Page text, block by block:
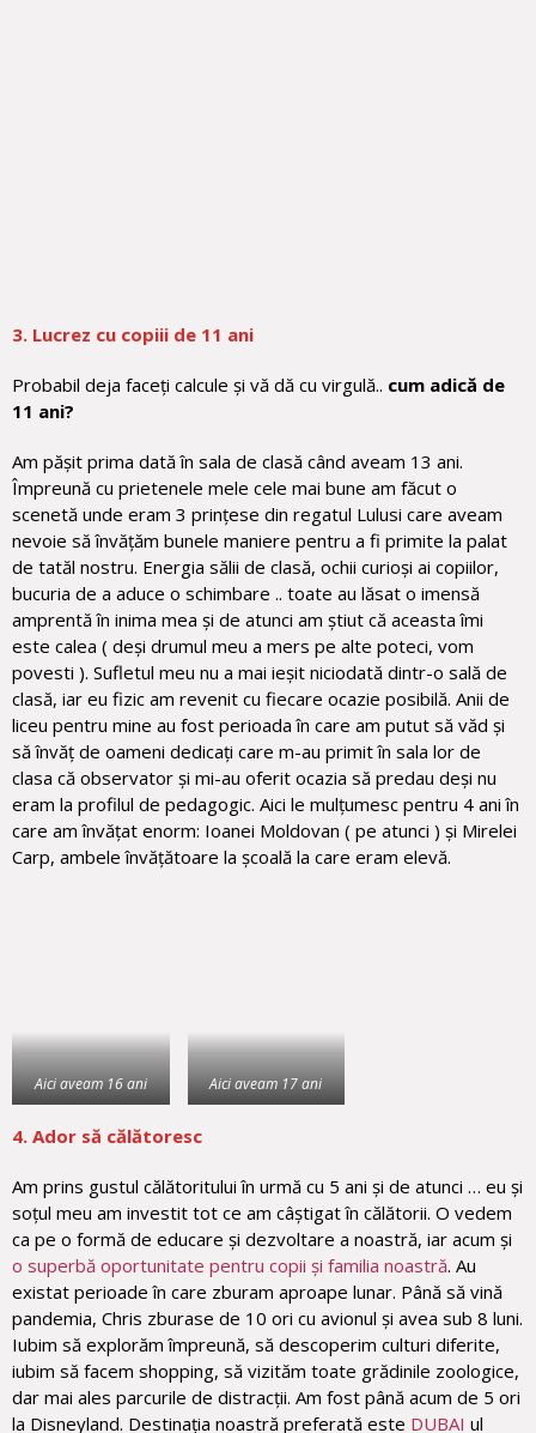
3. Lucrez cu copiii de 11 ani
Probabil deja faceți calcule și vă dă cu virgulă.. cum adică de
11 ani?
Am pășit prima dată în sala de clasă când aveam 13 ani.
Împreună cu prietenele mele cele mai bune am făcut o
scenetă unde eram 3 prințese din regatul Lulusi care aveam
nevoie să învățăm bunele maniere pentru a fi primite la palat
de tatăl nostru. Energia sălii de clasă, ochii curioși ai copiilor,
bucuria de a aduce o schimbare .. toate au lăsat o imensă
amprentă în inima mea și de atunci am știut că aceasta îmi
este calea ( deși drumul meu a mers pe alte poteci, vom
povesti ). Sufletul meu nu a mai ieșit niciodată dintr-o sală de
clasă, iar eu fizic am revenit cu fiecare ocazie posibilă. Anii de
liceu pentru mine au fost perioada în care am putut să văd și
să învăț de oameni dedicați care m-au primit în sala lor de
clasa că observator și mi-au oferit ocazia să predau deși nu
eram la profilul de pedagogic. Aici le mulțumesc pentru 4 ani în
care am învățat enorm: Ioanei Moldovan ( pe atunci ) și Mirelei
Carp, ambele învățătoare la școală la care eram elevă.
Aici aveam 16 ani Aici aveam 17 ani
4. Ador să călătoresc
Am prins gustul călătoritului în urmă cu 5 ani și de atunci … eu și
soțul meu am investit tot ce am câștigat în călătorii. O vedem
ca pe o formă de educare și dezvoltare a noastră, iar acum și
o superbă oportunitate pentru copii și familia noastră. Au
existat perioade în care zburam aproape lunar. Până să vină
pandemia, Chris zburase de 10 ori cu avionul și avea sub 8 luni.
Iubim să explorăm împreună, să descoperim culturi diferite,
iubim să facem shopping, să vizităm toate grădinile zoologice,
dar mai ales parcurile de distracții. Am fost până acum de 5 ori
la Disneyland. Destinația noastră preferată este DUBAI ul